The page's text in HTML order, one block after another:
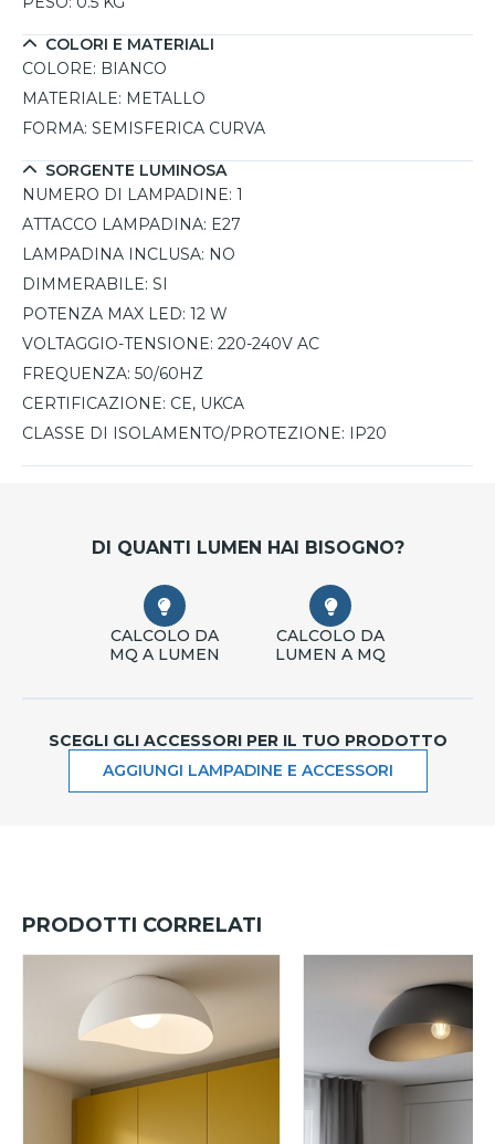
COLORI E MATERIALI
COLORE: BIANCO
MATERIALE: METALLO
FORMA: SEMISFERICA CURVA
SORGENTE LUMINOSA
NUMERO DI LAMPADINE: 1
ATTACCO LAMPADINA: E27
LAMPADINA INCLUSA: NO
DIMMERABILE: SI
POTENZA MAX LED: 12 W
VOLTAGGIO-TENSIONE: 220-240V AC
FREQUENZA: 50/60HZ
CERTIFICAZIONE: CE, UKCA
CLASSE DI ISOLAMENTO/PROTEZIONE: IP20
DI QUANTI LUMEN HAI BISOGNO?
CALCOLO DA
MQ A LUMEN
CALCOLO DA
LUMEN A MQ
SCEGLI GLI ACCESSORI PER IL TUO PRODOTTO
AGGIUNGI LAMPADINE E ACCESSORI
PRODOTTI CORRELATI